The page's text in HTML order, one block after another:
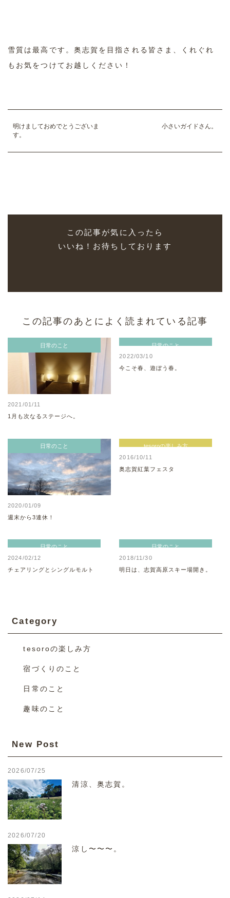
雪質は最高です。奥志賀を目指される皆さま、くれぐれ
もお気をつけてお越しください！
明けましておめでとうございま
す。
小さいガイドさん。
この記事が気に入ったら
いいね！お待ちしております
この記事のあとによく読まれている記事
日常のこと
2021/01/11
1月も次なるステージへ。
日常のこと
2022/03/10
今こそ春、遊ぼう春。
日常のこと
2020/01/09
週末から3連休！
tesoroの楽しみ方
2016/10/11
奥志賀紅葉フェスタ
日常のこと
2024/02/12
チェアリングとシングルモルト
日常のこと
2018/11/30
明日は、志賀高原スキー場開き。
Category
tesoroの楽しみ方
宿づくりのこと
日常のこと
趣味のこと
New Post
2026/07/25
清涼、奥志賀。
2026/07/20
涼し〜〜〜。